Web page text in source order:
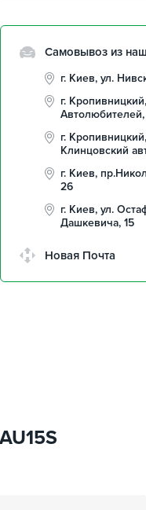
Самовывоз из
г. Киев, ул.
г.
г. Кропивницкий,
Клинцовский
г. Киев,
26
г. Киев, ул.
Дашкевича, 15
Новая Почта